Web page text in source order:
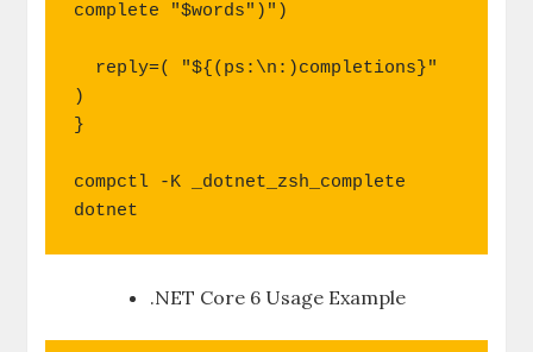
complete "$words")")
)
}
compctl -K _dotnet_zsh_complete
dotnet
.NET Core 6 Usage Example